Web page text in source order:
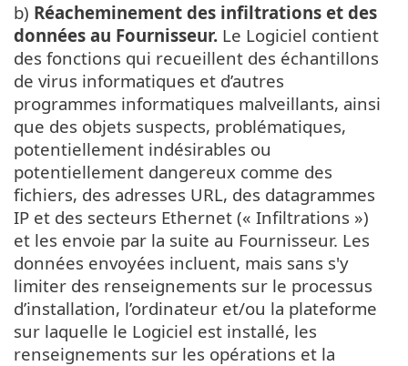
b) Réacheminement des infiltrations et des
données au Fournisseur. Le Logiciel contient
des fonctions qui recueillent des échantillons
de virus informatiques et d’autres
programmes informatiques malveillants, ainsi
que des objets suspects, problématiques,
potentiellement indésirables ou
potentiellement dangereux comme des
fichiers, des adresses URL, des datagrammes
IP et des secteurs Ethernet (« Infiltrations »)
et les envoie par la suite au Fournisseur. Les
données envoyées incluent, mais sans s'y
limiter des renseignements sur le processus
d’installation, l’ordinateur et/ou la plateforme
sur laquelle le Logiciel est installé, les
renseignements sur les opérations et la